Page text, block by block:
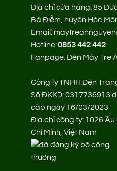
Địa chỉ cửa hàng:85
Bà Điểm, huyện Hóc
Email:
Hotline:0853 442 442
Fanpage:Đèn Mây Tre
Công ty TNHH Đèn
Số ĐKKD: 0317736913
cấp ngày 16/03/2023
Địa chỉ công ty: 1026 Âu
Chí Minh, Việt Nam